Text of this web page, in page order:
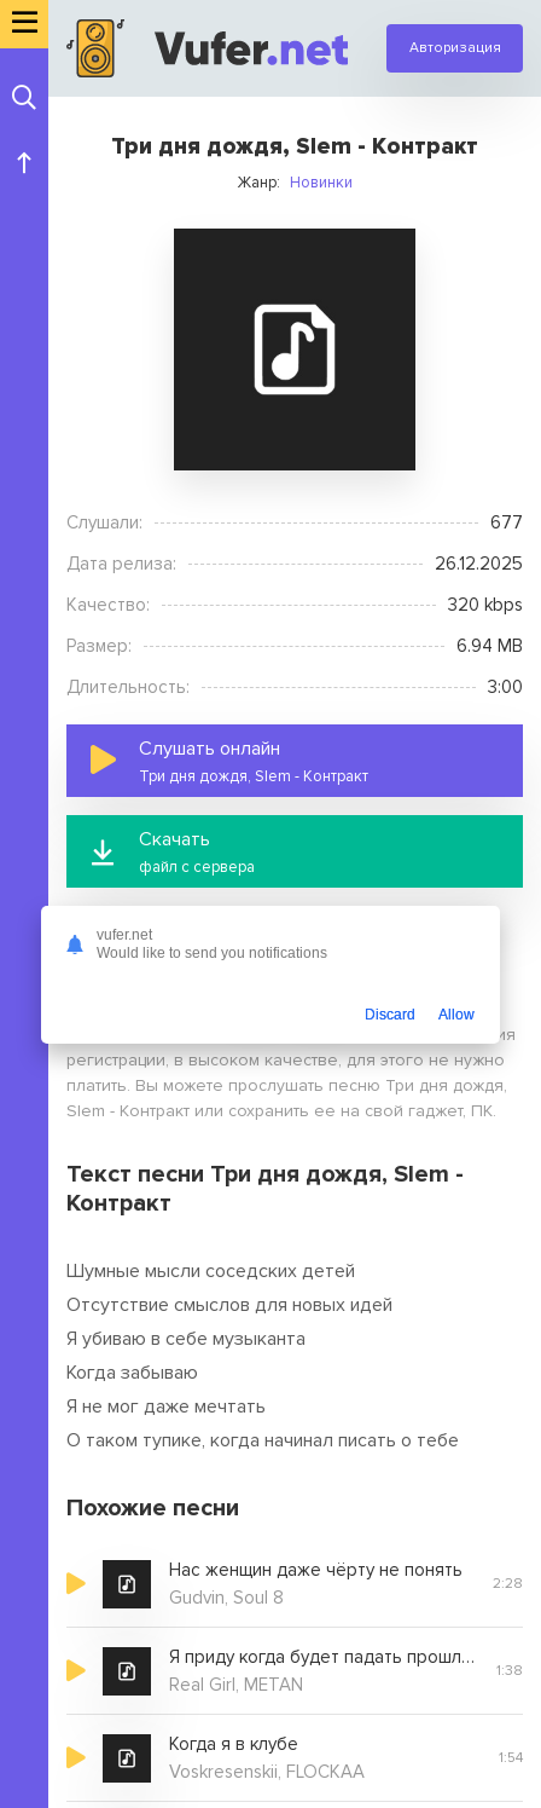
Авторизация
Три дня дождя, Slem - Контракт
Жанр: Новинки
Слушали:
677
Дата релиза:
26.12.2025
Качество:
320 kbps
Размер:
6.94 MB
Длительность:
3:00
Слушать онлайн
Три дня дождя, Slem - Контракт
Скачать
файл с сервера
На этой странице вы можете скачать mp3 песню Три
дня дождя, Slem - Контракт бесплатно без выполнения
регистрации, в высоком качестве, для этого не нужно
платить. Вы можете прослушать песню Три дня дождя,
Slem - Контракт или сохранить ее на свой гаджет, ПК.
Текст песни Три дня дождя, Slem -
Контракт
Шумные мысли соседских детей
Отсутствие смыслов для новых идей
Я убиваю в себе музыканта
Когда забываю
Я не мог даже мечтать
О таком тупике, когда начинал писать о тебе
Похожие песни
Нас женщин даже чёрту не понять
Gudvin, Soul 8
2:28
Я приду когда будет падать прошлогодний снег
Real Girl, METAN
1:38
Когда я в клубе
Voskresenskii, FLOCKAA
1:54
vufer.net
Would like to send you notifications
Discard Allow